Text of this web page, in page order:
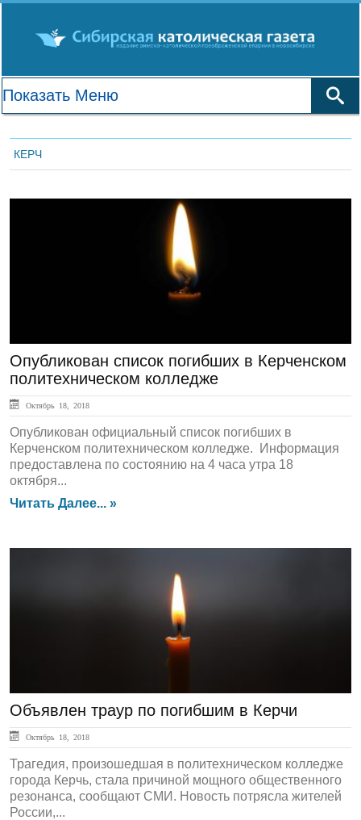
КЕРЧ
Опубликован список погибших в Керченском
политехническом колледже
Октябрь 18, 2018
Опубликован официальный список погибших в
Керченском политехническом колледже. Информация
предоставлена по состоянию на 4 часа утра 18
октября...
Читать Далее... »
Объявлен траур по погибшим в Керчи
Октябрь 18, 2018
Трагедия, произошедшая в политехническом колледже
города Керчь, стала причиной мощного общественного
резонанса, сообщают СМИ. Новость потрясла жителей
России,...